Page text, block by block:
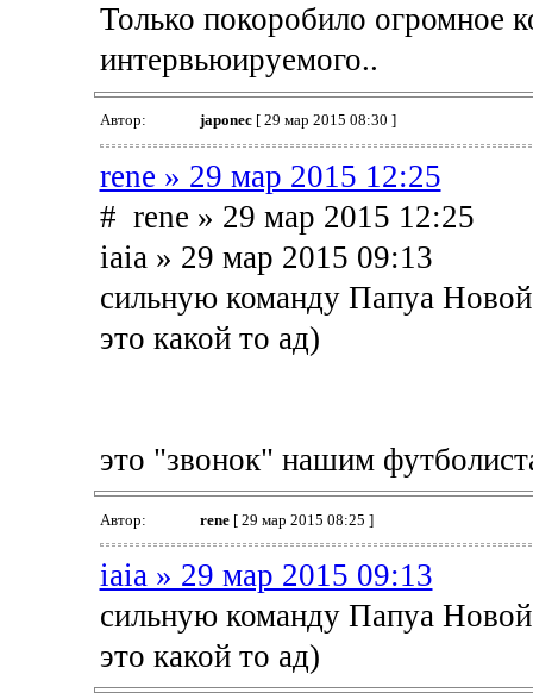
Только покоробило огромное
интервьюируемого..
Автор: japonec[ 29 мар 2015 08:30 ]
rene » 29 мар 2015 12:25
# rene » 29 мар 2015 12:25
iaia » 29 мар 2015 09:13
сильную команду Папуа
это какой то ад)
это "звонок" нашим
Автор: rene[ 29 мар 2015 08:25 ]
iaia » 29 мар 2015 09:13
сильную команду Папуа
это какой то ад)